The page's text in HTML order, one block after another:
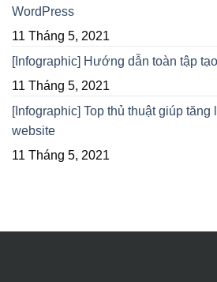
WordPress
11 Tháng 5, 2021
[Infographic] Hướng dẫn toàn tập
11 Tháng 5, 2021
[Infographic] Top thủ thuật giúp
website
11 Tháng 5, 2021